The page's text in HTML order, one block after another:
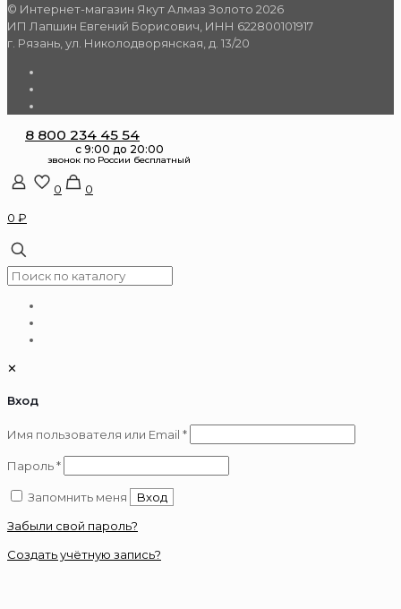
© Интернет-магазин Якут Алмаз Золото 2026
ИП Лапшин Евгений Борисович, ИНН 622800101917
г. Рязань, ул. Николодворянская, д. 13/20
8 800 234 45 54
0
0
0 ₽
✕
Вход
Имя пользователя или Email *Обязательно
Пароль*Обязательно
Запомнить меня
Вход
Забыли свой пароль?
Создать учётную запись?